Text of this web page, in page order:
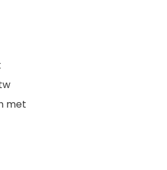
met